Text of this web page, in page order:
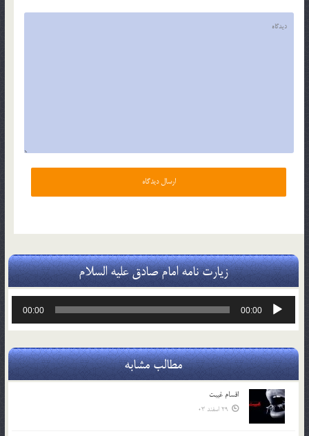
زیارت نامه امام صادق علیه السلام
پخش‌کننده
00:00
00:00
مطالب مشابه
اقسام غيبت
29 اسفند 03